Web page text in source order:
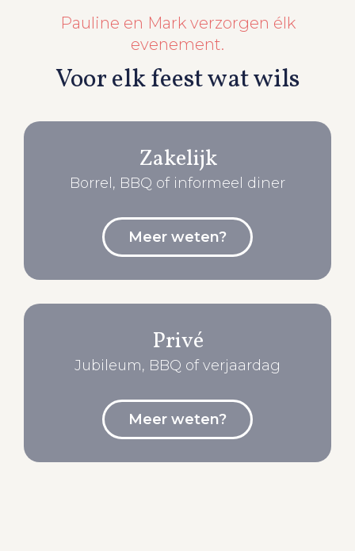
Pauline en Mark verzorgen élk
evenement.
Voor elk feest wat wils
Zakelijk
Borrel, BBQ of informeel diner
Meer weten?
Privé
Jubileum, BBQ of verjaardag
Meer weten?